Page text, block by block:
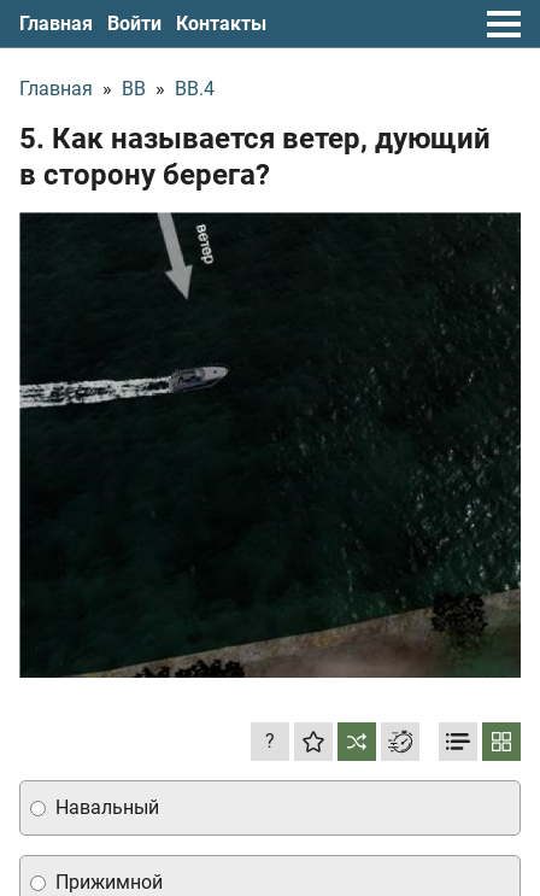
Главная Войти Контакты
Главная » ВВ » ВВ.4
5. Как называется ветер, дующий
в сторону берега?
?
Прижимной
Навальный